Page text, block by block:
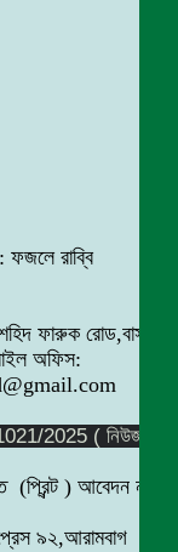
: ফজলে রাব্বি
ফারুক রোড,বাসা
অফিস:
2025 ( নিউজ
(প্রিন্ট ) আবেদন নং
৯২,আরামবাগ